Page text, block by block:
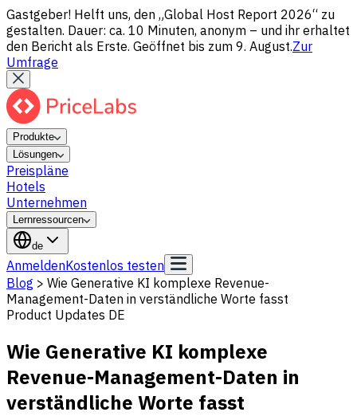
Gastgeber! Helft uns, den „Global Host Report 2026“ zu
gestalten. Dauer: ca. 10 Minuten, anonym – und ihr erhaltet
den Bericht als Erste. Geöffnet bis zum 9. August.Zur
Umfrage
Produkte
Lösungen
Preispläne
Hotels
Unternehmen
Lernressourcen
de
AnmeldenKostenlos testen
Blog > Wie Generative KI komplexe Revenue-
Management-Daten in verständliche Worte fasst
Product Updates DE
Wie Generative KI komplexe
Revenue-Management-Daten in
verständliche Worte fasst